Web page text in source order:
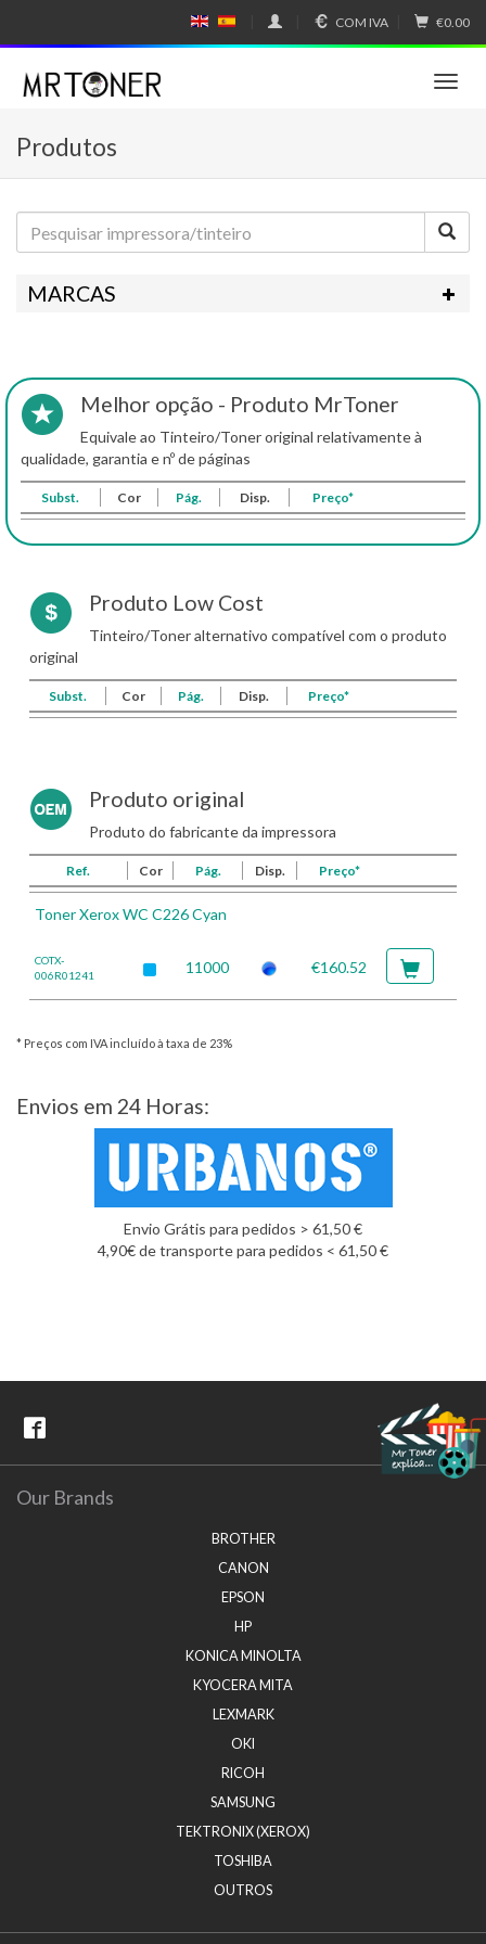
N
SP
COM IVA €0.00
T
n
a
v
g
Produtos
MARCAS
Melhor opção - Produto MrToner
Equivale ao Tinteiro/Toner original relativamente à
qualidade, garantia e nº de páginas
Subst. Cor Pág. Disp. Preço*
Produto Low Cost
Tinteiro/Toner alternativo compatível com o produto
original
Subst. Cor Pág. Disp. Preço*
Produto original
Produto do fabricante da impressora
Ref. Cor Pág. Disp. Preço*
Toner Xerox WC C226 Cyan
COTX-
006R01241
11000 €160.52
* Preços com IVA incluído à taxa de 23%
Envios em 24 Horas:
Envio Grátis para pedidos > 61,50 €
4,90€ de transporte para pedidos < 61,50 €
Our Brands
BROTHER
CANON
EPSON
HP
KONICA MINOLTA
KYOCERA MITA
LEXMARK
OKI
RICOH
SAMSUNG
TEKTRONIX (XEROX)
TOSHIBA
OUTROS